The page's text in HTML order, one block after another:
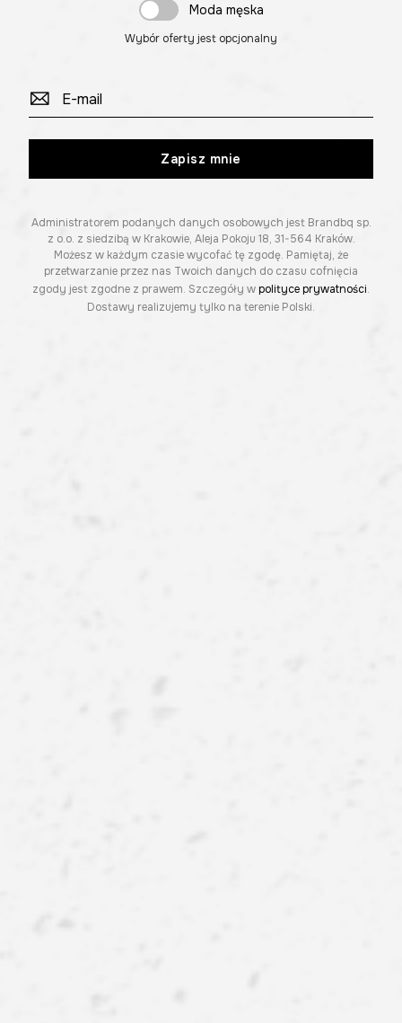
Moda męska
Wybór oferty jest opcjonalny
Zapisz mnie
Administratorem podanych danych osobowych jest Brandbq sp.
z o.o. z siedzibą w Krakowie, Aleja Pokoju 18, 31-564 Kraków.
Możesz w każdym czasie wycofać tę zgodę. Pamiętaj, że
przetwarzanie przez nas Twoich danych do czasu cofnięcia
zgody jest zgodne z prawem. Szczegóły wpolityce prywatności.
Dostawy realizujemy tylko na terenie Polski.